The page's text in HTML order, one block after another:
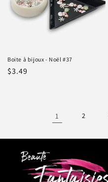
Boite à bijoux - Noël #37
Prix
$3.49
1 2